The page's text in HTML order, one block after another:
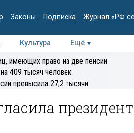
Законы Подписка Журнал «РФ
Культура
Ещё
Колумнисты
имеющих право на две пенсии
409 тысяч человек
превысила 27,2 тысячи